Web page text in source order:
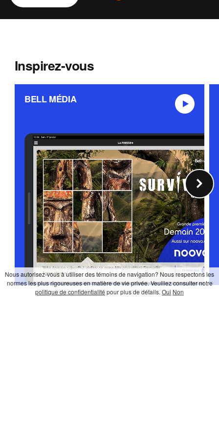
ANNONCER
Inspirez-vous
BELL MÉDIA
Nous autorisez-vous à utiliser des témoins de navigation? Nous respectons les
normes les plus rigoureuses en matière de vie privée. Veuillez consulter notre
politique de confidentialité pour plus de détails. Oui Non